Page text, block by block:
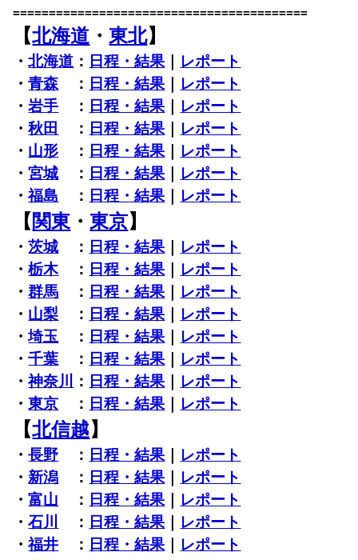
=========================================
【北海道 ・ 東北】
・北海道 ： 日程・結果
レポート
・青森 ： 日程・結果
レポート
・岩手 ： 日程・結果
レポート
・秋田 ： 日程・結果
レポート
・ 山形 ： 日程・結果
レポート
・宮城 ： 日程・結果
レポート
・福島 ： 日程・結果 レポート
【 関東 ・ 東京】
・茨城 ： 日程・結果
レポート
・栃木： 日程・結果
レポート
・群馬 ： 日程・結果
レポート
・ 山梨 ： 日程・結果
レポート
・埼玉 ： 日程・結果
レポート
・千葉 ： 日程・結果
レポート
・神奈川 ： 日程・結果
レポート
・東京 ： 日程・結果 レポート
【北信越】
・長野 ： 日程・結果
レポート
・ 新潟 ： 日程・結果
レポート
・富山 ： 日程・結果
レポート
・石川 ： 日程・結果
レポート
・福井 ： 日程・結果 レポート